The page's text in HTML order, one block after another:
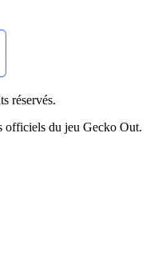
réservés.
officiels du jeu Gecko Out.